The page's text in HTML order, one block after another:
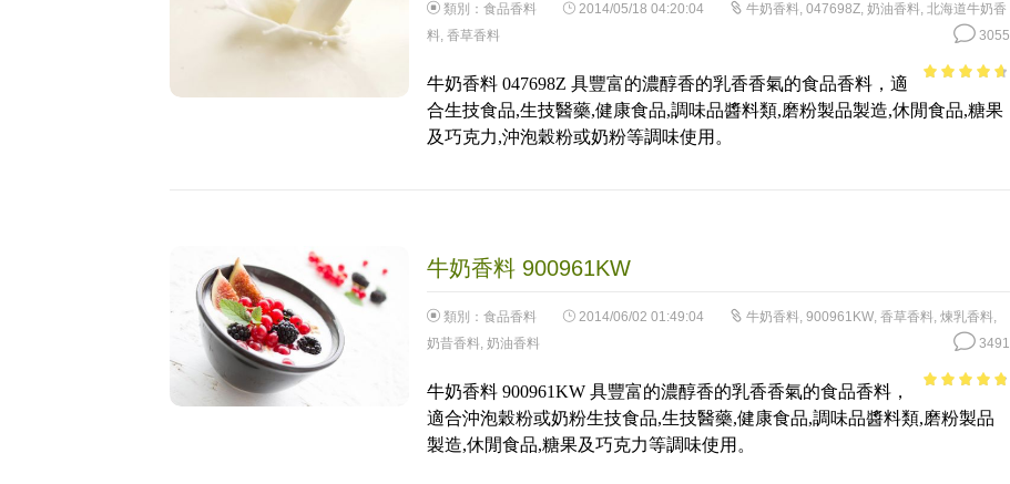
類別： 食品香料 2014/05/18 04:20:04 牛奶香料, 047698Z, 奶油香料, 北海道牛奶香
料, 香草香料 3055
5
牛奶香料 047698Z 具豐富的濃醇香的乳香香氣的食品香料，適
合生技食品,生技醫藥,健康食品,調味品醬料類,磨粉製品製造,休閒食品,糖果
及巧克力,沖泡穀粉或奶粉等調味使用。
牛奶香料 900961KW
類別： 食品香料 2014/06/02 01:49:04 牛奶香料, 900961KW, 香草香料, 煉乳香料,
奶昔香料, 奶油香料 3491
5
牛奶香料 900961KW 具豐富的濃醇香的乳香香氣的食品香料，
適合沖泡穀粉或奶粉生技食品,生技醫藥,健康食品,調味品醬料類,磨粉製品
製造,休閒食品,糖果及巧克力等調味使用。